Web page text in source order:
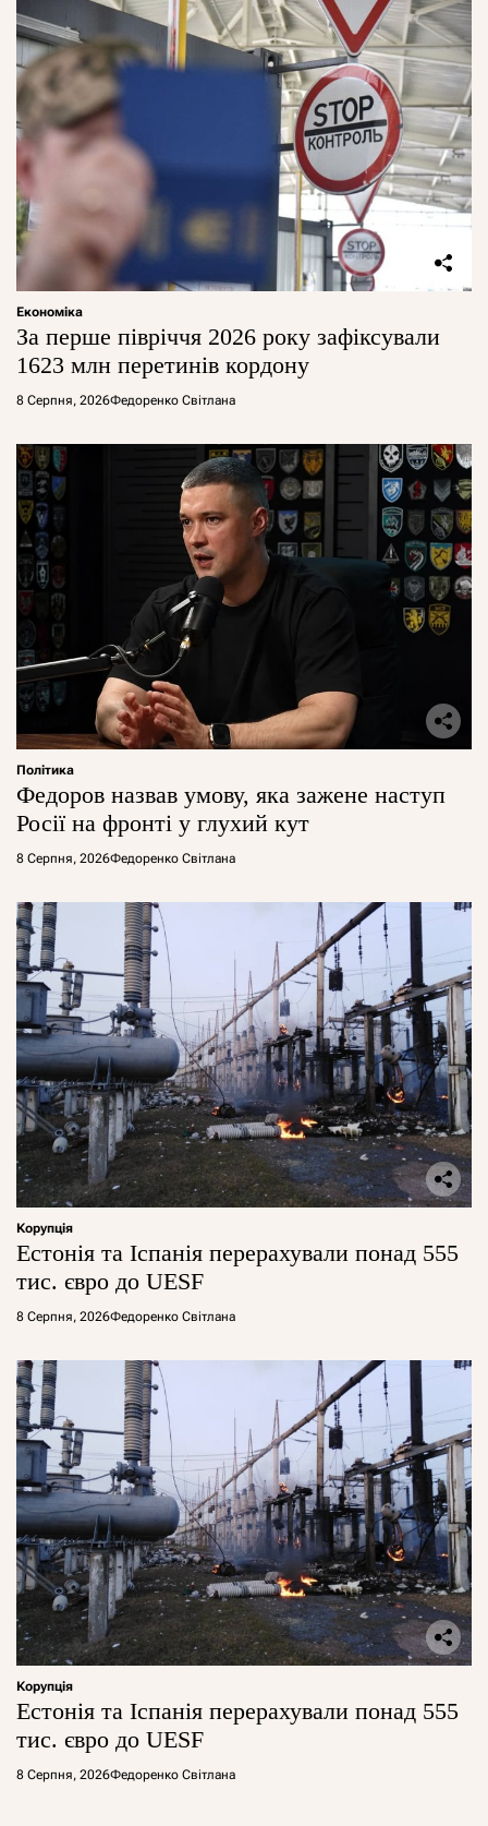
Економіка
За перше півріччя 2026 року зафіксували
1623 млн перетинів кордону
8 Серпня, 2026Федоренко Світлана
Політика
Федоров назвав умову, яка зажене наступ
Росії на фронті у глухий кут
8 Серпня, 2026Федоренко Світлана
Корупція
Естонія та Іспанія перерахували понад 555
тис. євро до UESF
8 Серпня, 2026Федоренко Світлана
Корупція
Естонія та Іспанія перерахували понад 555
тис. євро до UESF
8 Серпня, 2026Федоренко Світлана